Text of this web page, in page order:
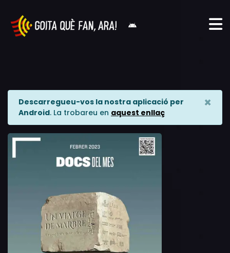
Descarregueu-vos la nostra aplicació per
Android. La trobareu en aquest enllaç
×